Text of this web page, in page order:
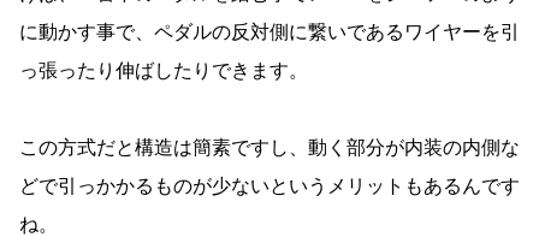
に動かす事で、ペダルの反対側に繋いであるワイヤーを引
っ張ったり伸ばしたりできます。
この方式だと構造は簡素ですし、動く部分が内装の内側な
どで引っかかるものが少ないというメリットもあるんです
ね。